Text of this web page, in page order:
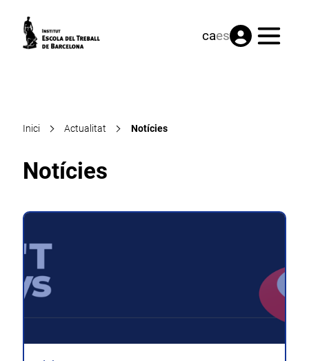
caes Menú
Inici Actualitat Notícies
Notícies